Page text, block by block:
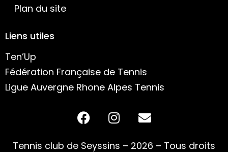
Plan du site
Liens utiles
Ten’Up
Fédération Française de Tennis
Ligue Auvergne Rhone Alpes Tennis
Tennis club de Seyssins – 2026 – Tous droits